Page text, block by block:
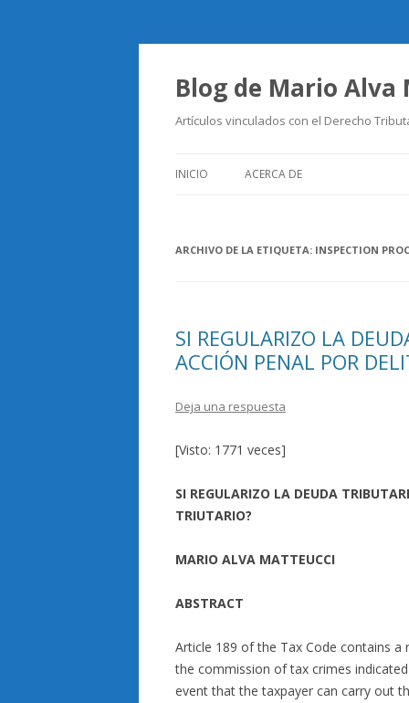
Blog de Mario Alva
Artículos vinculados con el Derecho
INICIO ACERCA DE
ARCHIVO DE LA ETIQUETA: INSPECTION
SI REGULARIZO LA
ACCIÓN PENAL POR
Deja una respuesta
[Visto: 1771 veces]
SI REGULARIZO LA DEUDA
TRIUTARIO?
MARIO ALVA MATTEUCCI
ABSTRACT
Article 189 of the Tax Code contains
the commission of tax crimes
event that the taxpayer can carry out